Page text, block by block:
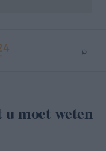
⌕
u moet weten